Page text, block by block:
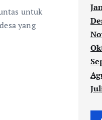
untuk
yang